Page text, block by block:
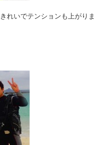
れいでテンションも上がりま